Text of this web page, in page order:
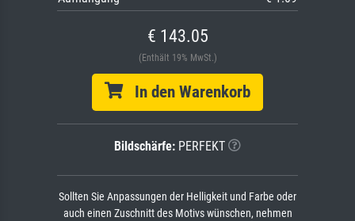
€ 143.05
(Enthält 19% MwSt.)
In den Warenkorb
Bildschärfe: PERFEKT
Sollten Sie Anpassungen der Helligkeit und Farbe oder
auch einen Zuschnitt des Motivs wünschen, nehmen